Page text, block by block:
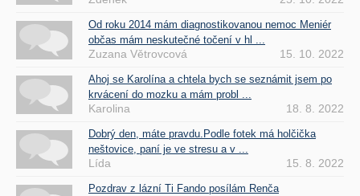
Od roku 2014 mám diagnostikovanou nemoc Meniér
občas mám neskutečné točení v hl ...
Zuzana Větrovcová 15. 10. 2022
Ahoj se Karolína a chtela bych se seznámit jsem po
krvácení do mozku a mám probl ...
Karolina 18. 8. 2022
Dobrý den, máte pravdu.Podle fotek má holčička
neštovice, paní je ve stresu a v ...
Lída 15. 8. 2022
Pozdrav z lázní Ti Fando posílám Renča